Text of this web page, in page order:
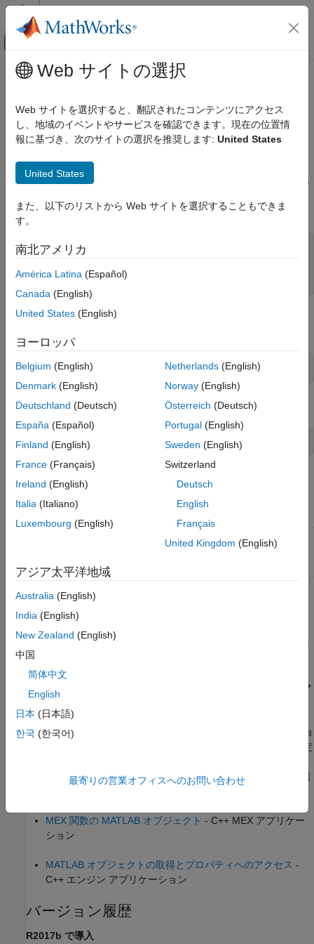
コンテンツへスキップ
オフキャンバス ナビゲーション メ
ドキュメンテーションのホーム
外部言語インターフェイス
MATLAB での C++
matlab::data::ObjectArray
説明
リケーション内のオブジェクト
バージョン履歴
参考
メインコンテンツ
matlab::data::ObjectArray
MATLABオブジェクト配列にアクセスするための C++ クラス
ObjectArrayオブジェクトを使用して MATLAB
オブジェクト配
使用してArrayFactory クラスの createArrayを呼び出します。
template <typename ItType, typename T>
TypedArray<T> createArray(ArrayDimensions dims,
    ItType begin,
    ItType end)
スカラー オブジェクトを作成するには、次の構文を使用して
ObjectArray createScalar(const Object& val);
ObjectArrayは次のように定義されます。
using ObjectArray = TypedArray<Object>;
名前空間:
ObjectArrayの要素を異種混合配列に連結することはできませ
ん。
を定義するクラスが
をオーバー
ライドする場合、
MEX アプリケーションおよびエンジン ア
プリケーション内のオブジェクト
C++ MEX アプリケーションおよび C++ エンジン アプリケーショ
ンでは、MATLAB オブジェクトのプロパティ値の取得および設定
トにアクセスする方法の詳細については、以下のトピックを参照
MEX 関数の MATLAB オブジェクト - C++ MEX アプリケー
ション
MATLAB オブジェクトの取得とプロパティへのアクセス -
C++ エンジン アプリケーション
バージョン履歴
R2017b で導入
Web サイトの選択
Web サイトを選択すると、翻訳されたコンテンツにアクセス
し、地域のイベントやサービスを確認できます。現在の位置情
報に基づき、次のサイトの選択を推奨します: United States
United States
また、以下のリストから Web サイトを選択することもできま
す。
南北アメリカ
América Latina (Español)
Canada (English)
United States (English)
ヨーロッパ
Belgium (English)
Denmark (English)
Deutschland (Deutsch)
España (Español)
Finland (English)
France (Français)
Ireland (English)
Italia (Italiano)
Luxembourg (English)
Netherlands(English)
Norway(English)
Österreich (Deutsch)
Portugal(English)
Sweden (English)
Switzerland
Deutsch
English
Français
United Kingdom (English)
アジア太平洋地域
Australia (English)
India (English)
New Zealand (English)
中国
简体中文
English
日本 (日本語)
한국 (한국어)
最寄りの営業オフィスへのお問い合わせ